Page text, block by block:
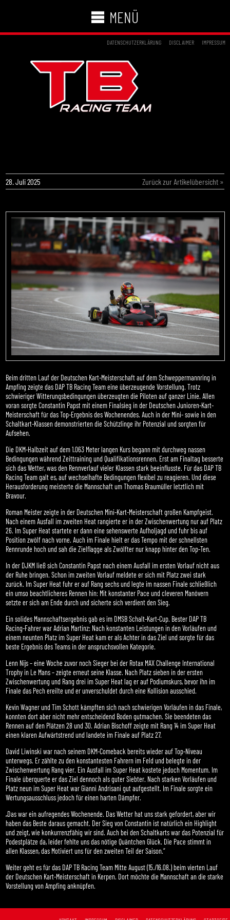
MENÜ
DATENSCHUTZERKLÄRUNG DISCLAIMER IMPRESSUM
28. Juli 2025 Zurück zur Artikelübersicht »
Beim dritten Lauf der Deutschen Kart-Meisterschaft auf dem Schweppermannring in
Ampfing zeigte das DAP TB Racing Team eine überzeugende Vorstellung. Trotz
schwieriger Witterungsbedingungen überzeugten die Piloten auf ganzer Linie. Allen
voran sorgte Constantin Papst mit einem Finalsieg in der Deutschen Junioren-Kart-
Meisterschaft für das Top-Ergebnis des Wochenendes. Auch in der Mini- sowie in den
Schaltkart-Klassen demonstrierten die Schützlinge ihr Potenzial und sorgten für
Aufsehen.
Die DKM-Halbzeit auf dem 1.063 Meter langen Kurs begann mit durchweg nassen
Bedingungen während Zeittraining und Qualifikationsrennen. Erst am Finaltag besserte
sich das Wetter, was den Rennverlauf vieler Klassen stark beeinflusste. Für das DAP TB
Racing Team galt es, auf wechselhafte Bedingungen flexibel zu reagieren. Und diese
Herausforderung meisterte die Mannschaft um Thomas Braumüller letztlich mit
Bravour.
Roman Meister zeigte in der Deutschen Mini-Kart-Meisterschaft großen Kampfgeist.
Nach einem Ausfall im zweiten Heat rangierte er in der Zwischenwertung nur auf Platz
26. Im Super Heat startete er dann eine sehenswerte Aufholjagd und fuhr bis auf
Position zwölf nach vorne. Auch im Finale hielt er das Tempo mit der schnellsten
Rennrunde hoch und sah die Zielflagge als Zwölfter nur knapp hinter den Top-Ten.
In der DJKM ließ sich Constantin Papst nach einem Ausfall im ersten Vorlauf nicht aus
der Ruhe bringen. Schon im zweiten Vorlauf meldete er sich mit Platz zwei stark
zurück. Im Super Heat fuhr er auf Rang sechs und legte im nassen Finale schließlich
ein umso beachtlicheres Rennen hin: Mit konstanter Pace und cleveren Manövern
setzte er sich am Ende durch und sicherte sich verdient den Sieg.
Ein solides Mannschaftsergebnis gab es im DMSB Schalt-Kart-Cup. Bester DAP TB
Racing-Fahrer war Adrian Martinz: Nach konstanten Leistungen in den Vorläufen und
einem neunten Platz im Super Heat kam er als Achter in das Ziel und sorgte für das
beste Ergebnis des Teams in der anspruchsvollen Kategorie.
Lenn Nijs – eine Woche zuvor noch Sieger bei der Rotax MAX Challenge International
Trophy in Le Mans – zeigte erneut seine Klasse. Nach Platz sieben in der ersten
Zwischenwertung und Rang drei im Super Heat lag er auf Podiumskurs, bevor ihn im
Finale das Pech ereilte und er unverschuldet durch eine Kollision ausschied.
Kevin Wagner und Tim Schott kämpften sich nach schwierigen Vorläufen in das Finale,
konnten dort aber nicht mehr entscheidend Boden gutmachen. Sie beendeten das
Rennen auf den Plätzen 28 und 30. Adrian Bischoff zeigte mit Rang 14 im Super Heat
einen klaren Aufwärtstrend und landete im Finale auf Platz 27.
David Liwinski war nach seinem DKM-Comeback bereits wieder auf Top-Niveau
unterwegs. Er zählte zu den konstantesten Fahrern im Feld und belegte in der
Zwischenwertung Rang vier. Ein Ausfall im Super Heat kostete jedoch Momentum. Im
Finale überquerte er das Ziel dennoch als guter Siebter. Nach starken Vorläufen und
Platz neun im Super Heat war Gianni Andrisani gut aufgestellt. Im Finale sorgte ein
Wertungsausschluss jedoch für einen harten Dämpfer.
„Das war ein aufregendes Wochenende. Das Wetter hat uns stark gefordert, aber wir
haben das Beste daraus gemacht. Der Sieg von Constantin ist natürlich ein Highlight
und zeigt, wie konkurrenzfähig wir sind. Auch bei den Schaltkarts war das Potenzial für
Podestplätze da, leider fehlte uns das nötige Quäntchen Glück. Die Pace stimmt in
allen Klassen, das Motiviert uns für den zweiten Teil der Saison.“
Weiter geht es für das DAP TB Racing Team Mitte August (15./16.08.) beim vierten Lauf
der Deutschen Kart-Meisterschaft in Kerpen. Dort möchte die Mannschaft an die starke
Vorstellung von Ampfing anknüpfen.